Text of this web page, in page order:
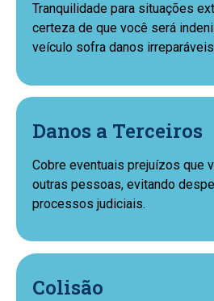
Tranquilidade para situações
certeza de que você será
veículo sofra danos
Danos a Terceiros
Cobre eventuais prejuízos que
outras pessoas, evitando
processos judiciais.
Colisão